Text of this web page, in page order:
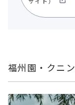
福州園・クニ